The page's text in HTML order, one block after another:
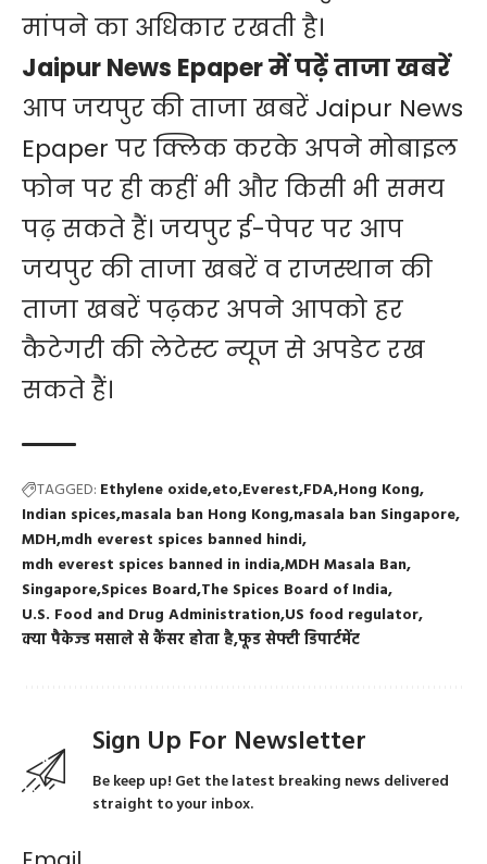
मांपने का अधिकार रखती है।
Jaipur News Epaper में पढ़ें ताजा खबरें
आप जयपुर की ताजा खबरें Jaipur News
Epaper पर क्लिक करके अपने मोबाइल
फोन पर ही कहीं भी और किसी भी समय
पढ़ सकते हैं। जयपुर ई-पेपर पर आप
जयपुर की ताजा खबरें व राजस्थान की
ताजा खबरें पढ़कर अपने आपको हर
कैटेगरी की लेटेस्ट न्यूज से अपडेट रख
सकते हैं।
TAGGED: Ethylene oxide eto Everest FDA Hong Kong
Indian spices masala ban Hong Kong masala ban Singapore
MDH mdh everest spices banned hindi
mdh everest spices banned in india MDH Masala Ban
Singapore Spices Board The Spices Board of India
U.S. Food and Drug Administration US food regulator
क्या पैकेज्ड मसाले से कैंसर होता हैफूड सेफ्टी डिपार्टमेंट
Sign Up For Newsletter
Be keep up! Get the latest breaking news delivered
straight to your inbox.